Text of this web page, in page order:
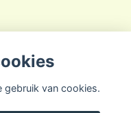
gebruik van cookies.